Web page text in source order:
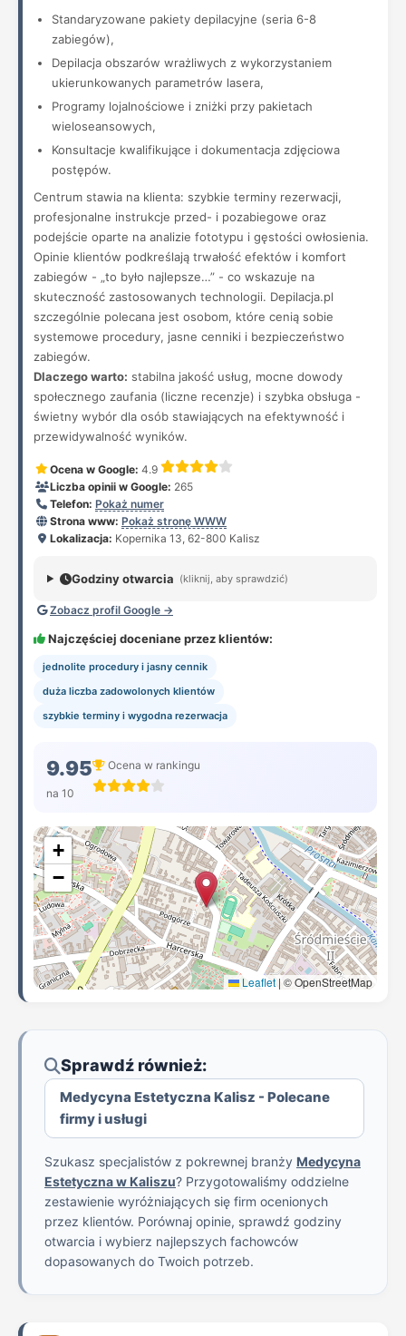
Standaryzowane pakiety depilacyjne (seria 6-8
zabiegów),
Depilacja obszarów wrażliwych z wykorzystaniem
ukierunkowanych parametrów lasera,
Programy lojalnościowe i zniżki przy pakietach
wieloseansowych,
Konsultacje kwalifikujące i dokumentacja zdjęciowa
postępów.
Centrum stawia na klienta: szybkie terminy rezerwacji,
profesjonalne instrukcje przed- i pozabiegowe oraz
podejście oparte na analizie fototypu i gęstości owłosienia.
Opinie klientów podkreślają trwałość efektów i komfort
zabiegów - „to było najlepsze…” - co wskazuje na
skuteczność zastosowanych technologii. Depilacja.pl
szczególnie polecana jest osobom, które cenią sobie
systemowe procedury, jasne cenniki i bezpieczeństwo
zabiegów.
Dlaczego warto: stabilna jakość usług, mocne dowody
społecznego zaufania (liczne recenzje) i szybka obsługa -
świetny wybór dla osób stawiających na efektywność i
przewidywalność wyników.
Ocena w Google: 4.9
Liczba opinii w Google: 265
Telefon: Pokaż numer
Strona www: Pokaż stronę WWW
Lokalizacja: Kopernika 13, 62-800 Kalisz
Godziny otwarcia (kliknij, aby sprawdzić)
Zobacz profil Google →
Najczęściej doceniane przez klientów:
jednolite procedury i jasny cennik
duża liczba zadowolonych klientów
szybkie terminy i wygodna rezerwacja
9.95
na 10
Ocena w rankingu
+
−
Leaflet | © OpenStreetMap
Sprawdź również:
Medycyna Estetyczna Kalisz - Polecane
firmy i usługi
Szukasz specjalistów z pokrewnej branży Medycyna
Estetyczna w Kaliszu? Przygotowaliśmy oddzielne
zestawienie wyróżniających się firm ocenionych
przez klientów. Porównaj opinie, sprawdź godziny
otwarcia i wybierz najlepszych fachowców
dopasowanych do Twoich potrzeb.